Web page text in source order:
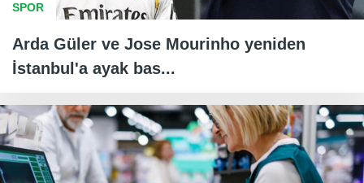
SPOR
Arda Güler ve Jose Mourinho yeniden
İstanbul'a ayak bas...